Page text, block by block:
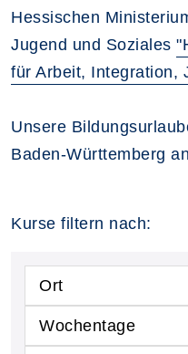
Hessischen
Jugend und Soziales
für Arbeit, Integration,
Unsere
Baden-Württemberg
Kurse filtern nach:
Ort
Wochentage